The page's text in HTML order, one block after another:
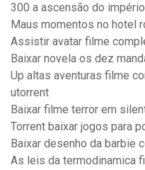
300 a ascensão do
Maus momentos no hotel
Assistir avatar filme
Baixar novela os dez
Up altas aventuras filme
utorrent
Baixar filme terror em silent
Torrent baixar jogos para
Baixar desenho da barbie
As leis da termodinamica